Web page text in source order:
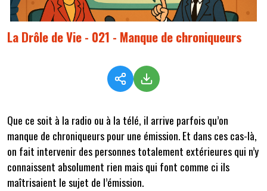
La Drôle de Vie - 021 - Manque de chroniqueurs
Que ce soit à la radio ou à la télé, il arrive parfois qu’on
manque de chroniqueurs pour une émission. Et dans ces cas-là,
on fait intervenir des personnes totalement extérieures qui n’y
connaissent absolument rien mais qui font comme ci ils
maîtrisaient le sujet de l’émission.